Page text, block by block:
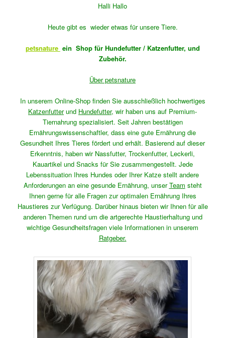
Halli Hallo
Heute gibt es wieder etwas für unsere Tiere.
petsnature ein Shop für Hundefutter / Katzenfutter, und
Zubehör.
Über petsnature
In unserem Online-Shop finden Sie ausschließlich hochwertiges
Katzenfutterund Hundefutter, wir haben uns auf Premium-
Tiernahrung spezialisiert. Seit Jahren bestätigen
Ernährungswissenschaftler, dass eine gute Ernährung die
Gesundheit Ihres Tieres fördert und erhält. Basierend auf dieser
Erkenntnis, haben wir Nassfutter, Trockenfutter, Leckerli,
Kauartikel und Snacks für Sie zusammengestellt. Jede
Lebenssituation Ihres Hundes oder Ihrer Katze stellt andere
Anforderungen an eine gesunde Ernährung, unserTeam steht
Ihnen gerne für alle Fragen zur optimalen Ernährung Ihres
Haustieres zur Verfügung. Darüber hinaus bieten wir Ihnen für alle
anderen Themen rund um die artgerechte Haustierhaltung und
wichtige Gesundheitsfragen viele Informationen in unserem
Ratgeber.